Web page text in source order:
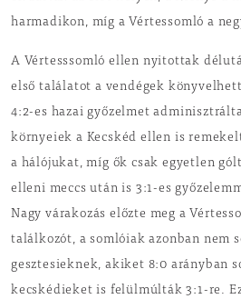
harmadikon, míg a Vértessomló a
A Vértesssomló ellen nyitottak
első találatot a vendégek
4:2-es hazai győzelmet
környeiek a Kecskéd ellen is
a hálójukat, míg ők csak egyetlen
elleni meccs után is 3:1-es
Nagy várakozás előzte meg a
találkozót, a somlóiak azonban nem
gesztesieknek, akiket 8:0 arányban
kecskédieket is felülmúlták 3:1-re.